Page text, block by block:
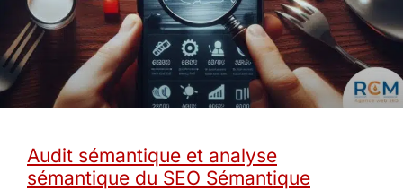
Audit sémantique et analyse
sémantique du SEO Sémantique